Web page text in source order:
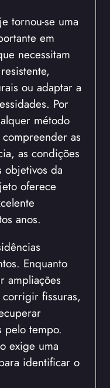
tornou-se uma
em
necessitam
ou adaptar a
Por
método
as
as condições
objetivos da
oferece
anos.
Enquanto
ampliações
corrigir fissuras,
pelo tempo.
exige uma
identificar o